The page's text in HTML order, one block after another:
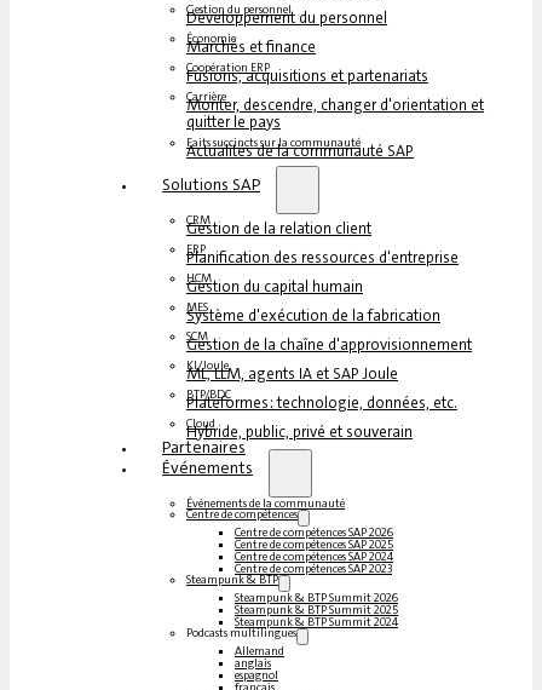
Gestion du personnel
Développement du personnel
Économie
Marchés et finance
Coopération ERP
Fusions, acquisitions et partenariats
Carrière
Monter, descendre, changer d'orientation et
quitter le pays
Faits succincts sur la communauté
Actualités de la communauté SAP
Solutions SAP
CRM
Gestion de la relation client
ERP
Planification des ressources d'entreprise
HCM
Gestion du capital humain
MES
Système d'exécution de la fabrication
SCM
Gestion de la chaîne d'approvisionnement
KI/Joule
ML, LLM, agents IA et SAP Joule
BTP/BDC
Plateformes : technologie, données, etc.
Cloud
Hybride, public, privé et souverain
Partenaires
Événements
Événements de la communauté
Centre de compétences
Centre de compétences SAP 2026
Centre de compétences SAP 2025
Centre de compétences SAP 2024
Centre de compétences SAP 2023
Steampunk & BTP
Steampunk & BTP Summit 2026
Steampunk & BTP Summit 2025
Steampunk & BTP Summit 2024
Podcasts multilingues
Allemand
anglais
espagnol